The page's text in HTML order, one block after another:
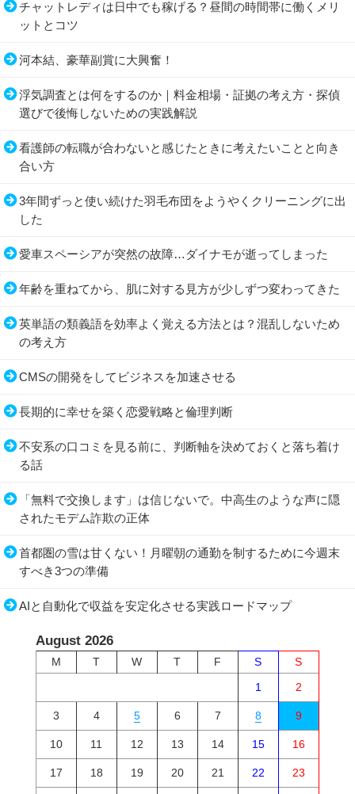
チャットレディは日中でも稼げる？昼間の時間帯に働くメリ
ットとコツ
河本結、豪華副賞に大興奮！
浮気調査とは何をするのか｜料金相場・証拠の考え方・探偵
選びで後悔しないための実践解説
看護師の転職が合わないと感じたときに考えたいことと向き
合い方
3年間ずっと使い続けた羽毛布団をようやくクリーニングに出
した
愛車スペーシアが突然の故障…ダイナモが逝ってしまった
年齢を重ねてから、肌に対する見方が少しずつ変わってきた
英単語の類義語を効率よく覚える方法とは？混乱しないため
の考え方
CMSの開発をしてビジネスを加速させる
長期的に幸せを築く恋愛戦略と倫理判断
不安系の口コミを見る前に、判断軸を決めておくと落ち着け
る話
「無料で交換します」は信じないで。中高生のような声に隠
されたモデム詐欺の正体
首都圏の雪は甘くない！月曜朝の通勤を制するために今週末
すべき3つの準備
AIと自動化で収益を安定化させる実践ロードマップ
August 2026
M T W T F S
S
1
2
3 4 5 6 7 8 9
10 11 12 13 14 15 16
17 18 19 20 21 22 23